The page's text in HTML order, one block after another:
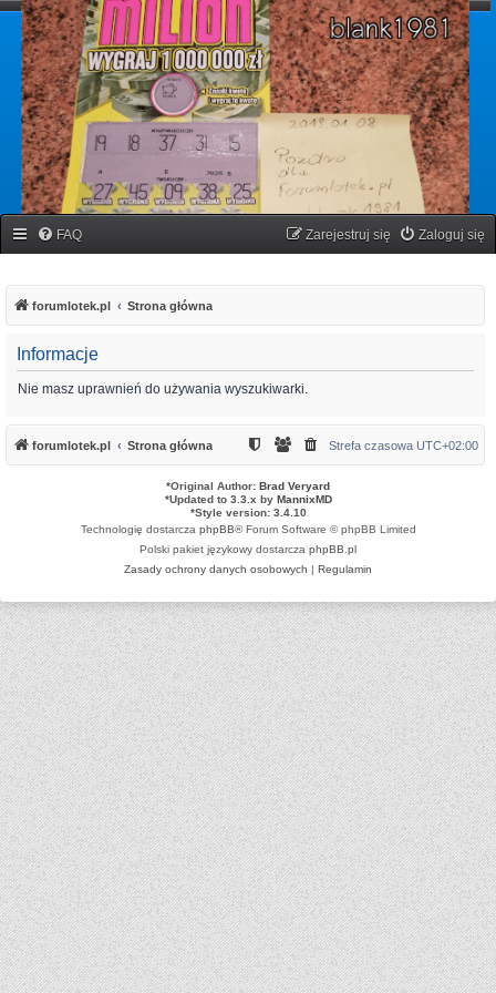
forumlotek.pl
Forum gier liczbowych
FAQ Zaloguj się
Zarejestruj się
forumlotek.pl Strona główna
Informacje
Nie masz uprawnień do używania wyszukiwarki.
forumlotek.pl Strona główna Strefa czasowa UTC+02:00
*Original Author: Brad Veryard
*Updated to 3.3.x by MannixMD
*Style version: 3.4.10
Technologię dostarcza phpBB® Forum Software © phpBB Limited
Polski pakiet językowy dostarcza phpBB.pl
Zasady ochrony danych osobowych | Regulamin